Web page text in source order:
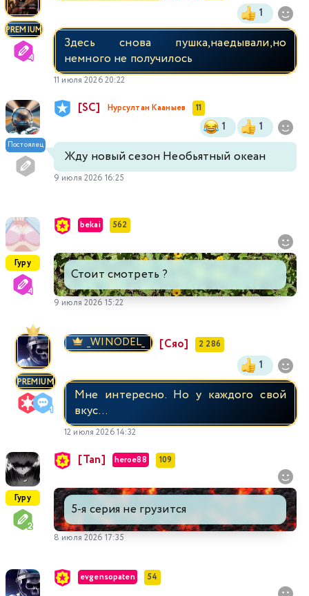
PREMIUM
1
Здесь снова пушка,наедывали,но
немного не получилось
11 июля 2026 20:22
Постоялец
[SC] Нурсултан Кааныев 11
1 1
Жду новый сезон Необьятный океан
9 июля 2026 16:25
Гуру
bekai 562
Стоит смотреть ?
9 июля 2026 15:22
PREMIUM
_WINODEL_ [Сяо] 2 286
1
Мне интересно. Но у каждого свой
вкус...
12 июля 2026 14:32
Гуру
[Tan] heroe88 109
5-я серия не грузится
8 июля 2026 17:35
evgensopaten 54